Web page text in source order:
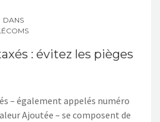
DANS
: évitez les pièges
– également appelés numéro
Ajoutée – se composent de